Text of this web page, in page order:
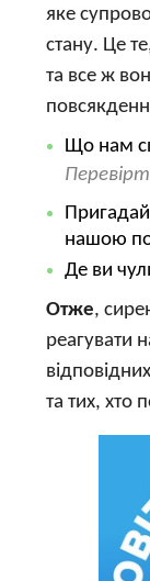
яке
стану. Це
та все ж
Що нам
нашою
Де ви
Отже,
реагувати
та тих, хто